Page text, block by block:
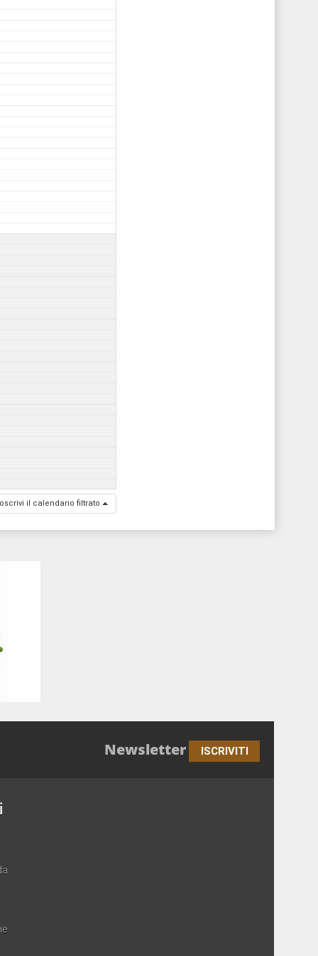
il calendario filtrato
Newsletter ISCRIVITI